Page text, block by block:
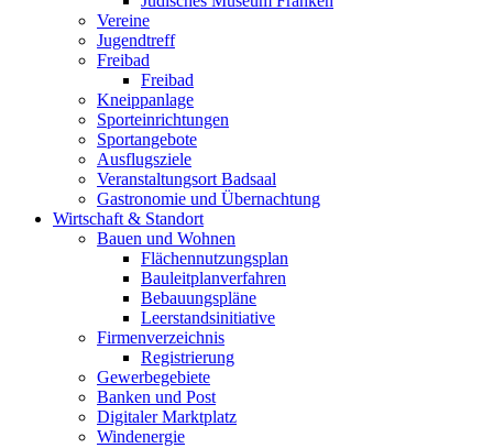
Vereine
Jugendtreff
Freibad
Freibad
Kneippanlage
Sporteinrichtungen
Sportangebote
Ausflugsziele
Veranstaltungsort Badsaal
Gastronomie und Übernachtung
Wirtschaft & Standort
Bauen und Wohnen
Flächennutzungsplan
Bauleitplanverfahren
Bebauungspläne
Leerstandsinitiative
Firmenverzeichnis
Registrierung
Gewerbegebiete
Banken und Post
Digitaler Marktplatz
Windenergie